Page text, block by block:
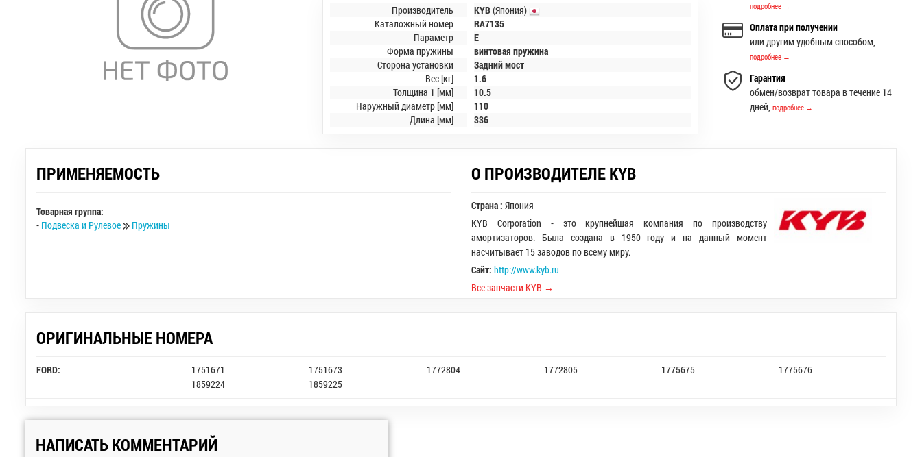
Производитель KYB(Япония)
Каталожный номер
RA7135
Параметр
E
Форма пружины
винтовая пружина
Сторона установки
Задний мост
Вес [кг]
1.6
Толщина 1 [мм]
10.5
Наружный диаметр [мм]
110
Длина [мм]
336
подробнее →
Оплата при получении
или другим удобным способом,
подробнее →
Гарантия
обмен/возврат товара в течение 14
дней,подробнее →
ПРИМЕНЯЕМОСТЬ
Товарная группа:
- Подвеска и Рулевое Пружины
О ПРОИЗВОДИТЕЛЕ KYB
Страна : Япония
KYB Corporation - это крупнейшая компания по производству
амортизаторов. Была создана в 1950 году и на данный момент
насчитывает 15 заводов по всему миру.
Сайт: http://www.kyb.ru
Все запчасти KYB →
ОРИГИНАЛЬНЫЕ НОМЕРА
FORD: 1751671 1751673 1772804 1772805 1775675
1775676
1859224
1859225
НАПИСАТЬ КОММЕНТАРИЙ